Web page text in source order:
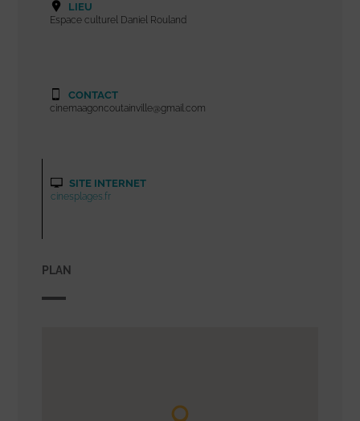
LIEU
Espace culturel Daniel Rouland
CONTACT
cinemaagoncoutainville@gmail.com
SITE INTERNET
cinesplages.fr
PLAN